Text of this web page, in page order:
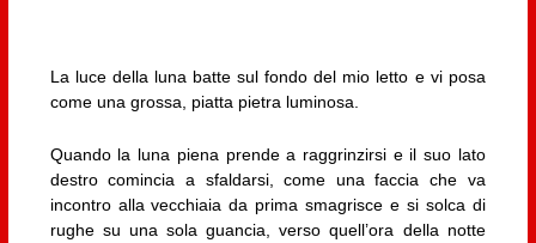
La luce della luna batte sul fondo del mio letto e vi posa
come una grossa, piatta pietra luminosa.
Quando la luna piena prende a raggrinzirsi e il suo lato
destro comincia a sfaldarsi, come una faccia che va
incontro alla vecchiaia da prima smagrisce e si solca di
rughe su una sola guancia, verso quell’ora della notte